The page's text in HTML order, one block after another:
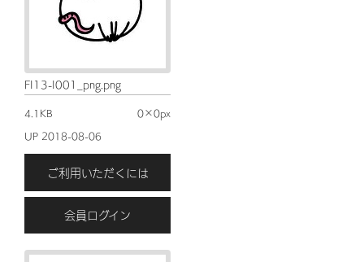
FI13-I001_png.png
4.1KB
0×0px
UP 2018-08-06
ご利用いただくには
会員ログイン